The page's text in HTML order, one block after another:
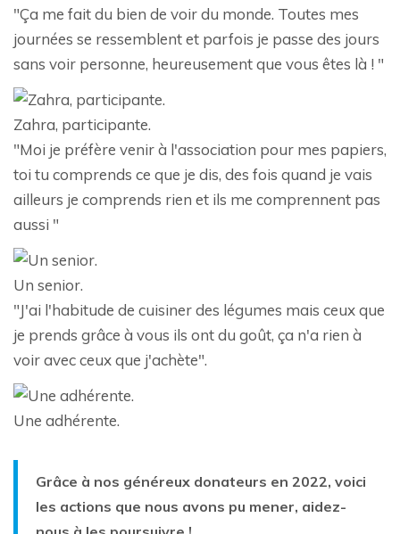
"Ça me fait du bien de voir du monde. Toutes mes
journées se ressemblent et parfois je passe des jours
sans voir personne, heureusement que vous êtes là ! "
Zahra, participante.
"Moi je préfère venir à l'association pour mes papiers,
toi tu comprends ce que je dis, des fois quand je vais
ailleurs je comprends rien et ils me comprennent pas
aussi "
Un senior.
"J'ai l'habitude de cuisiner des légumes mais ceux que
je prends grâce à vous ils ont du goût, ça n'a rien à
voir avec ceux que j'achète".
Une adhérente.
Grâce à nos généreux donateurs en 2022, voici
les actions que nous avons pu mener, aidez-